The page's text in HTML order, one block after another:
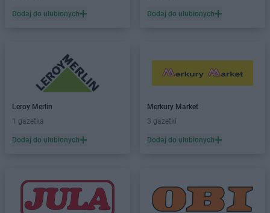
Dodaj do ulubionych Dodaj do ulubionych
Leroy Merlin
1 gazetka
Dodaj do ulubionych
Merkury Market
3 gazetki
Dodaj do ulubionych